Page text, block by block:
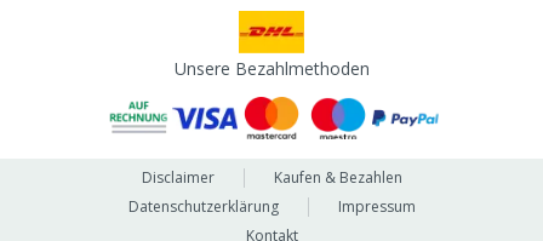
Unsere Bezahlmethoden
Disclaimer
Kaufen & Bezahlen
Datenschutzerklärung
Impressum
Kontakt